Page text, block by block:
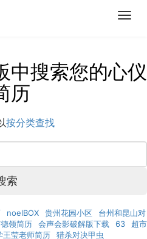
中搜索您的心仪
历
按分类查找
索
noelBOX 贵州花园小区
台州和昆山对
领简历 会声会影破解版下载 63
超市
王莹老师简历 猎杀对决甲虫